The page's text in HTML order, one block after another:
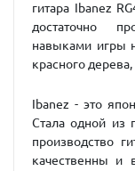
гитара Ibanez
достаточно
навыками игры
красного
Ibanez - это
Стала одной из
производство
качественны и